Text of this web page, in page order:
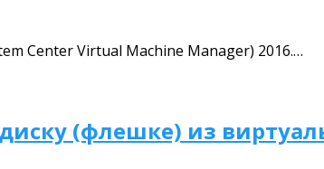
Center Virtual Machine Manager) 2016.…
диску (флешке) из